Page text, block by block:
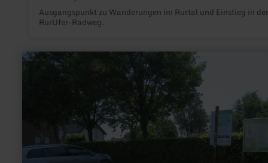
Ausgangspunkt zu Wanderungen im Rurtal und Einstieg in
RurUfer-Radweg.
mehr
erfahren